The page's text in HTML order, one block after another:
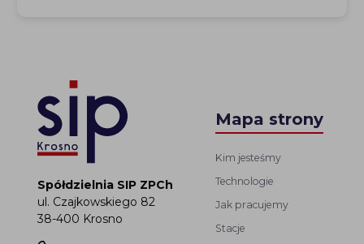
Spółdzielnia SIP ZPCh
ul. Czajkowskiego 82
38-400 Krosno
Mapa strony
Kim jesteśmy
Technologie
Jak pracujemy
Stacje